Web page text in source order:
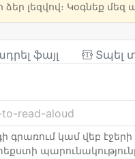
ձեր լեզվով։ Կօգնեք մեզ
ֆայլ Տպել
գրառում կամ վեբ